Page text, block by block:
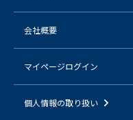
会社概要
マイページログイン
個人情報の取り扱い